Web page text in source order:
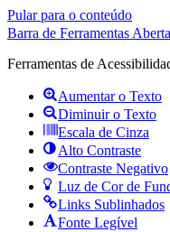
Pular para o conteúdo
Barra de Ferramentas Aberta
Ferramentas de
Aumentar o Texto
Diminuir o Texto
Escala de Cinza
Alto Contraste
Contraste Negativo
Luz de Cor de
Links Sublinhados
Fonte Legível